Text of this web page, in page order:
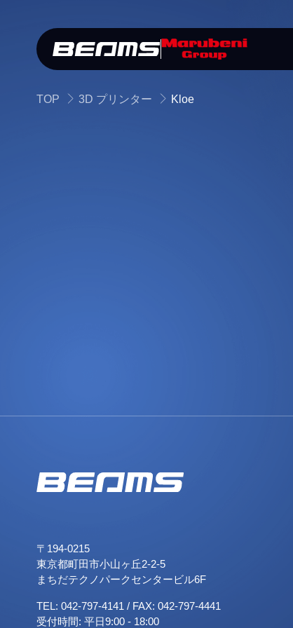
TOP 3D プリンター Kloe
〒194-0215
東京都町田市小山ヶ丘2-2-5
まちだテクノパークセンタービル6F
TEL: 042-797-4141 / FAX: 042-797-4441
受付時間: 平日9:00 - 18:00